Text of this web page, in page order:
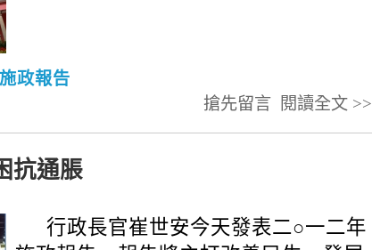
施政報告
閱讀全文 >>
搶先留言
抗通脹
行政長官崔世安今天發表二○一二年